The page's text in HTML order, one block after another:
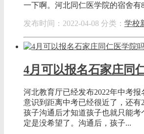
一下啊。河北同仁医学院的宿舍有
发布时间：2022-04-08 分类： 学校
4月可以报名石家庄同
河北教育厅已经发布2022年中考
意识到距离中考已经很近了，还有
孩子沟通后才知道孩子也就只能考
定是没希望了。沟通后，孩子...